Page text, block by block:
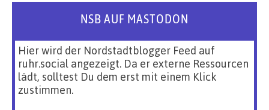
NSB AUF MASTODON
Hier wird der Nordstadtblogger Feed auf
ruhr.social angezeigt. Da er externe Ressourcen
lädt, solltest Du dem erst mit einem Klick
zustimmen.